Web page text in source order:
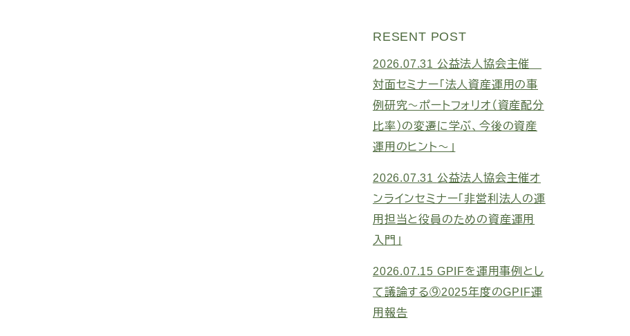
RESENT POST
2026.07.31 公益法人協会主催
対面セミナー「法人資産運用の事
例研究～ポートフォリオ（資産配分
比率）の変遷に学ぶ、今後の資産
運用のヒント～」
2026.07.31 公益法人協会主催オ
ンラインセミナー「非営利法人の運
用担当と役員のための資産運用
入門」
2026.07.15 GPIFを運用事例とし
て議論する⑨2025年度のGPIF運
用報告